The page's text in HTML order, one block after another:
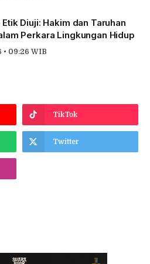
Diuji: Hakim dan Taruhan
Perkara Lingkungan Hidup
• 09:26 WIB
TikTok
Twitter